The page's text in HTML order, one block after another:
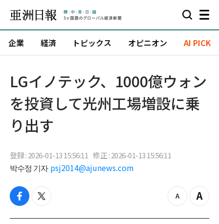
企業 経済 トピックス オピニオン AI PICK
LGイノテック、1000億ウォン
を投資して光州工場増設に乗
り出す
登録 : 2026-01-13 15:56:11 修正 : 2026-01-13 15:56:11
박수정 기자 psj2014@ajunews.com
f
c
t
i
z
o
Z
o